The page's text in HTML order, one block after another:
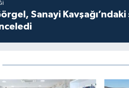
Sanayi Kavşağı’ndaki